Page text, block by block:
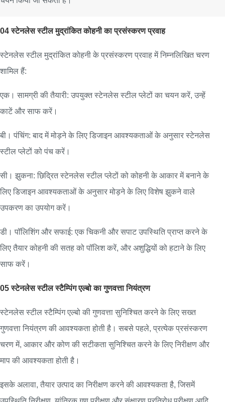
04 स्टेनलेस स्टील मुद्रांकित कोहनी का प्रसंस्करण प्रवाह
स्टेनलेस स्टील मुद्रांकित कोहनी के प्रसंस्करण प्रवाह में निम्नलिखित चरण
शामिल हैं:
एक। सामग्री की तैयारी: उपयुक्त स्टेनलेस स्टील प्लेटों का चयन करें, उन्हें
काटें और साफ करें।
बी। पंचिंग: बाद में मोड़ने के लिए डिजाइन आवश्यकताओं के अनुसार स्टेनलेस
स्टील प्लेटों को पंच करें।
सी। झुकना: छिद्रित स्टेनलेस स्टील प्लेटों को कोहनी के आकार में बनाने के
लिए डिजाइन आवश्यकताओं के अनुसार मोड़ने के लिए विशेष झुकने वाले
उपकरण का उपयोग करें।
डी। पॉलिशिंग और सफाई: एक चिकनी और सपाट उपस्थिति प्राप्त करने के
लिए तैयार कोहनी की सतह को पॉलिश करें, और अशुद्धियों को हटाने के लिए
साफ करें।
05 स्टेनलेस स्टील स्टैम्पिंग एल्बो का गुणवत्ता नियंत्रण
स्टेनलेस स्टील स्टैम्पिंग एल्बो की गुणवत्ता सुनिश्चित करने के लिए सख्त
गुणवत्ता नियंत्रण की आवश्यकता होती है। सबसे पहले, प्रत्येक प्रसंस्करण
चरण में, आकार और कोण की सटीकता सुनिश्चित करने के लिए निरीक्षण और
माप की आवश्यकता होती है।
इसके अलावा, तैयार उत्पाद का निरीक्षण करने की आवश्यकता है, जिसमें